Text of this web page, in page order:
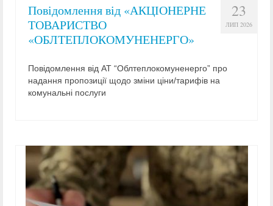
23
ЛИП 2026
Повідомлення від «АКЦІОНЕРНЕ
ТОВАРИСТВО
«ОБЛТЕПЛОКОМУНЕНЕРГО»
Повідомлення від АТ “Облтеплокомуненерго” про
надання пропозиції щодо зміни ціни/тарифів на
комунальні послуги